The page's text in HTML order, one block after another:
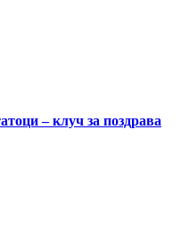
– клуч за поздрава